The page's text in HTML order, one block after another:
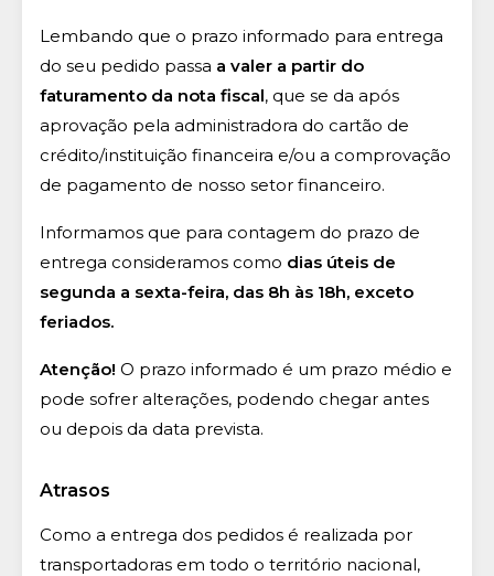
Lembando que o prazo informado para entrega
do seu pedido passa a valer a partir do
faturamento da nota fiscal, que se da após
aprovação pela administradora do cartão de
crédito/instituição financeira e/ou a comprovação
de pagamento de nosso setor financeiro.
Informamos que para contagem do prazo de
entrega consideramos como dias úteis de
segunda a sexta-feira, das 8h às 18h, exceto
feriados.
Atenção! O prazo informado é um prazo médio e
pode sofrer alterações, podendo chegar antes
ou depois da data prevista.
Atrasos
Como a entrega dos pedidos é realizada por
transportadoras em todo o território nacional,